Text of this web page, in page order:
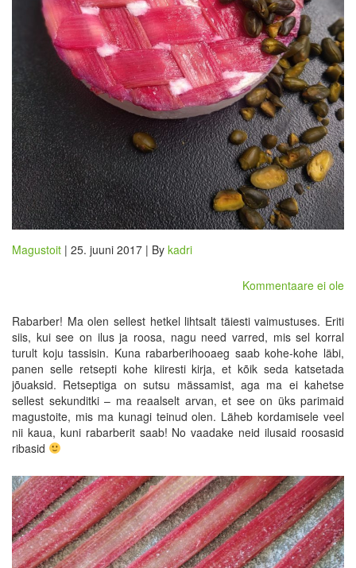
Magustoit | 25. juuni 2017 | By kadri
Kommentaare ei ole
Rabarber! Ma olen sellest hetkel lihtsalt täiesti vaimustuses. Eriti
siis, kui see on ilus ja roosa, nagu need varred, mis sel korral
turult koju tassisin. Kuna rabarberihooaeg saab kohe-kohe läbi,
panen selle retsepti kohe kiiresti kirja, et kõik seda katsetada
jõuaksid. Retseptiga on sutsu mässamist, aga ma ei kahetse
sellest sekunditki – ma reaalselt arvan, et see on üks parimaid
magustoite, mis ma kunagi teinud olen. Läheb kordamisele veel
nii kaua, kuni rabarberit saab! No vaadake neid ilusaid roosasid
ribasid